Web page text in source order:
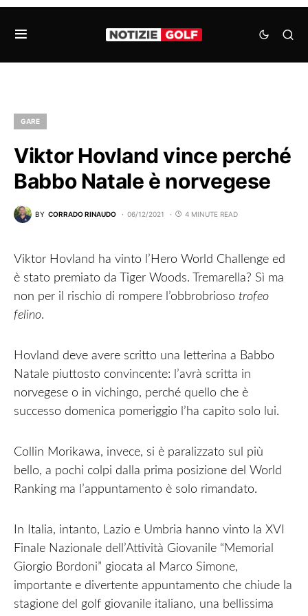
GARE
Viktor Hovland vince perché
Babbo Natale è norvegese
BY CORRADO RINAUDO 06/12/2021 4 MINUTE READ
Viktor Hovland ha vinto l’Hero World Challenge ed
è stato premiato da Tiger Woods. Tremarella? Sì ma
non per il rischio di rompere l’obbrobrioso trofeo
felino.
Hovland deve avere scritto una letterina a Babbo
Natale piuttosto convincente: l’avrà scritta in
norvegese o in vichingo, perché quello che è
successo domenica pomeriggio l’ha capito solo lui.
Collin Morikawa, invece, si è paralizzato sul più
bello, a pochi colpi dalla prima posizione del World
Ranking ma l’appuntamento è solo rimandato.
In Italia, intanto, Lazio e Umbria hanno vinto la XVI
Finale Nazionale dell’Attività Giovanile “Memorial
Giorgio Bordoni” giocata al Marco Simone,
importante e divertente appuntamento che chiude la
stagione del golf giovanile italiano, una bellissima